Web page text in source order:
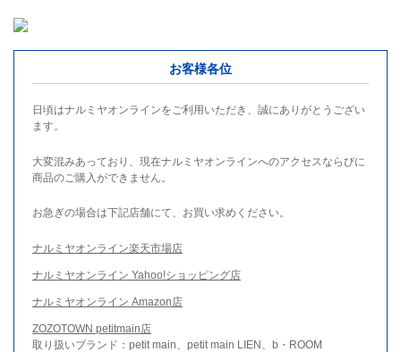
お客様各位
日頃はナルミヤオンラインをご利用いただき、誠にありがとうござい
ます。
大変混みあっており、現在ナルミヤオンラインへのアクセスならびに
商品のご購入ができません。
お急ぎの場合は下記店舗にて、お買い求めください。
ナルミヤオンライン楽天市場店
ナルミヤオンライン Yahoo!ショッピング店
ナルミヤオンライン Amazon店
ZOZOTOWN petitmain店
取り扱いブランド：petit main、petit main LIEN、b・ROOM